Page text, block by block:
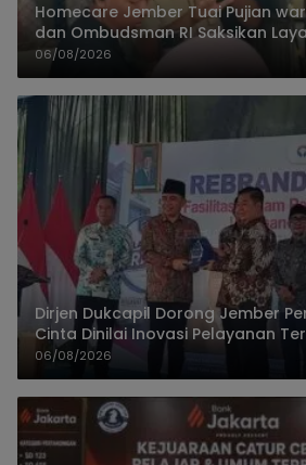
Homecare Jember Tuai Pujian
dan Ombudsman RI Saksikan
Rumah Pasien
06/08/2026
Dirjen Dukcapil Dorong Jember
Cinta Dinilai Inovasi Pelayanan
06/08/2026